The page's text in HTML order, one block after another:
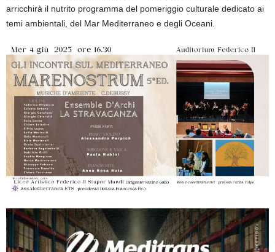
arricchirà il nutrito programma del pomeriggio culturale dedicato ai
temi ambientali, del Mar Mediterraneo e degli Oceani.